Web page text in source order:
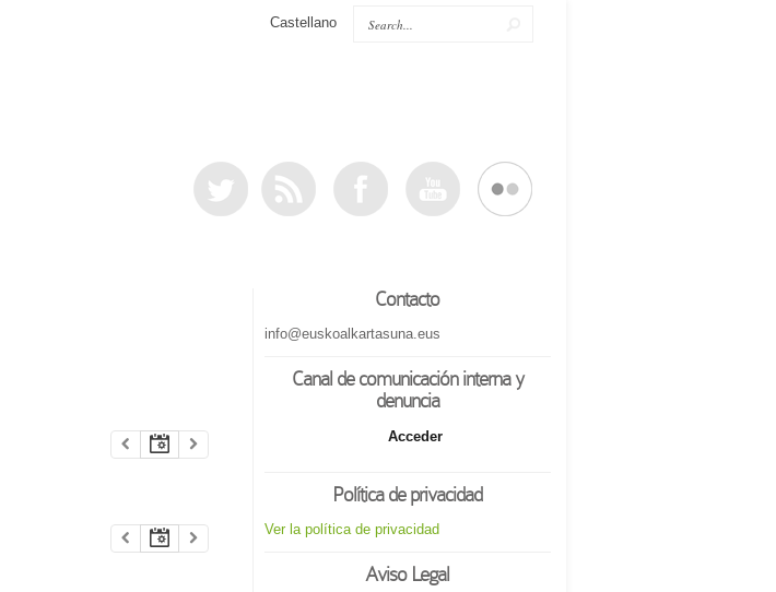
Castellano
Contacto
info@euskoalkartasuna.eus
Canal de comunicación interna y
denuncia
Acceder
Política de privacidad
Ver la política de privacidad
Aviso Legal